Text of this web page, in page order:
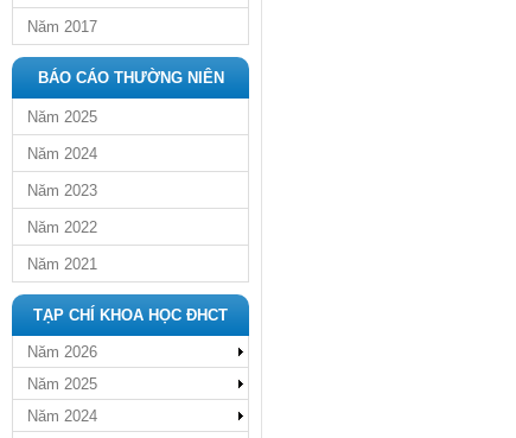
Năm 2017
BÁO CÁO THƯỜNG NIÊN
Năm 2025
Năm 2024
Năm 2023
Năm 2022
Năm 2021
TẠP CHÍ KHOA HỌC ĐHCT
Năm 2026
Năm 2025
Năm 2024